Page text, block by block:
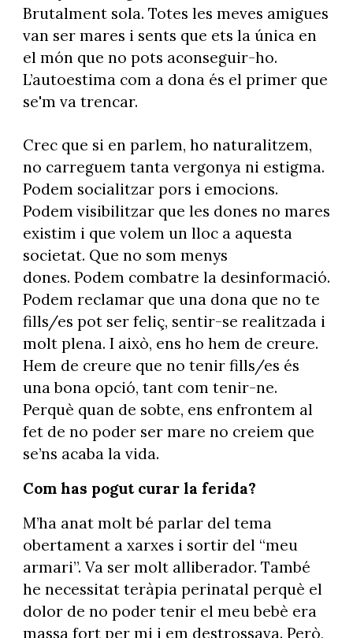
Brutalment sola. Totes les meves amigues
van ser mares i sents que ets la única en
el món que no pots aconseguir-ho.
L’autoestima com a dona és el primer que
se'm va trencar.
Crec que si en parlem, ho naturalitzem,
no carreguem tanta vergonya ni estigma.
Podem socialitzar pors i emocions.
Podem visibilitzar que les dones no mares
existim i que volem un lloc a aquesta
societat. Que no som menys
dones. Podem combatre la desinformació.
Podem reclamar que una dona que no te
fills/es pot ser feliç, sentir-se realitzada i
molt plena. I això, ens ho hem de creure.
Hem de creure que no tenir fills/es és
una bona opció, tant com tenir-ne.
Perquè quan de sobte, ens enfrontem al
fet de no poder ser mare no creiem que
se’ns acaba la vida.
Com has pogut curar la ferida?
M’ha anat molt bé parlar del tema
obertament a xarxes i sortir del “meu
armari”. Va ser molt alliberador. També
he necessitat teràpia perinatal perquè el
dolor de no poder tenir el meu bebè era
massa fort per mi i em destrossava. Però,